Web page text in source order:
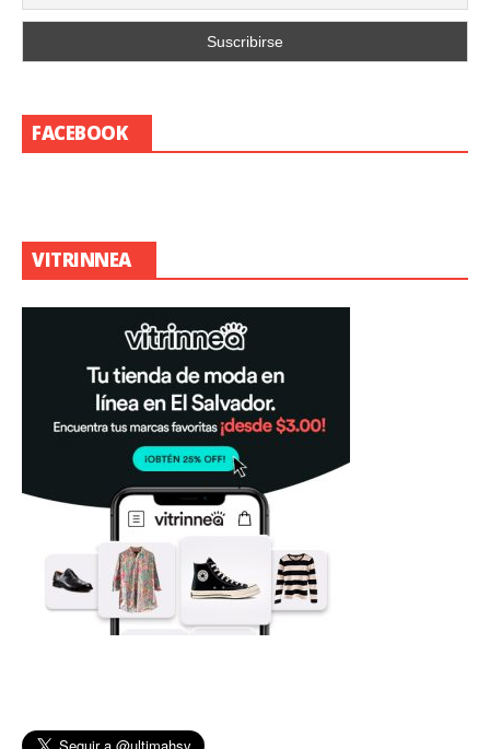
FACEBOOK
VITRINNEA